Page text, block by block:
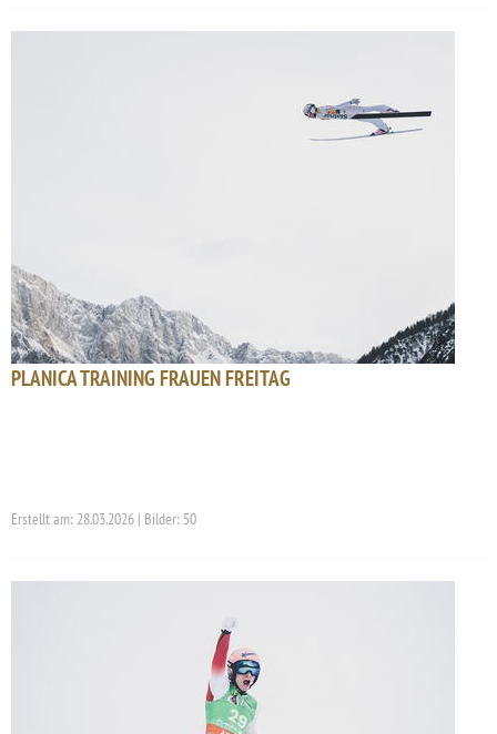
PLANICA TRAINING FRAUEN FREITAG
Erstellt am: 28.03.2026 | Bilder: 50